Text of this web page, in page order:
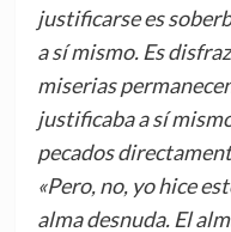
justificarse es
a sí mismo. Es
miserias
justificaba a sí
pecados
«Pero, no, yo hice
alma desnuda. El